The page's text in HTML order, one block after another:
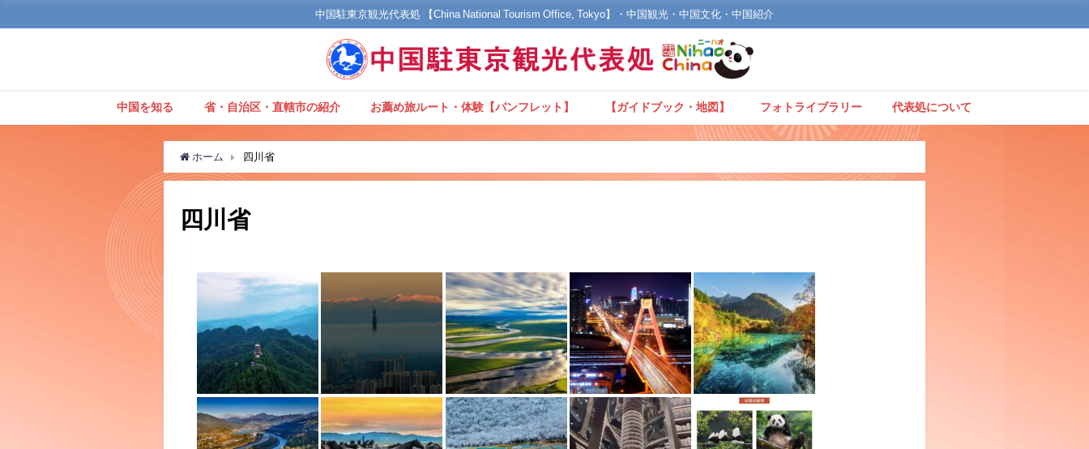
中国駐東京観光代表処 【China National Tourism Office, Tokyo】・中国観光・中国文化・中国紹介
中国を知る 省・自治区・直轄市の紹介 お薦め旅ルート・体験【パンフレット】 【ガイドブック・地図】 フォトライブラリー 代表処について
ホーム 四川省
四川省